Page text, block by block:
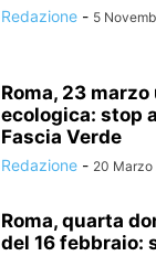
Redazione - 5
Roma, 23
ecologica: stop
Fascia Verde
Redazione - 20 Marzo
Roma, quarta
del 16 febbraio: